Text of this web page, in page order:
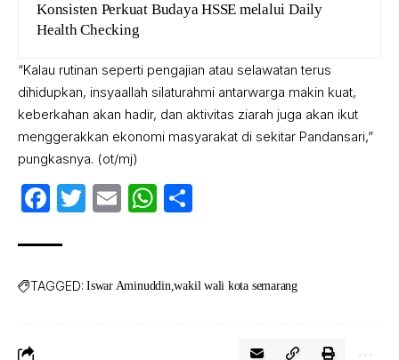
Konsisten Perkuat Budaya HSSE melalui Daily
Health Checking
“Kalau rutinan seperti pengajian atau selawatan terus
dihidupkan, insyaallah silaturahmi antarwarga makin kuat,
keberkahan akan hadir, dan aktivitas ziarah juga akan ikut
menggerakkan ekonomi masyarakat di sekitar Pandansari,”
pungkasnya. (ot/mj)
Facebook
Twitter
EmailWhatsApp
TAGGED: Iswar Aminuddin wakil wali kota semarang